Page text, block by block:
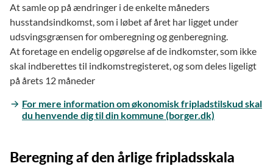
At samle op på ændringer i de enkelte måneders
husstandsindkomst, som i løbet af året har ligget under
udsvingsgrænsen for omberegning og genberegning.
At foretage en endelig opgørelse af de indkomster, som ikke
skal indberettes til indkomstregisteret, og som deles ligeligt
på årets 12 måneder
For mere information om økonomisk fripladstilskud skal
du henvende dig til din kommune (borger.dk)
Beregning af den årlige fripladsskala